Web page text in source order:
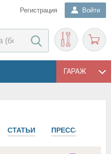
Регистрация Войти
ГАРАЖ
СТАТЬИ ПРЕСС-РЕЛИЗЫ